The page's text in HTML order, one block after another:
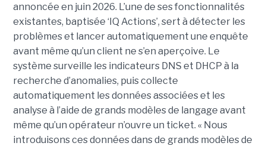
annoncée en juin 2026. L’une de ses fonctionnalités
existantes, baptisée ‘IQ Actions’, sert à détecter les
problèmes et lancer automatiquement une enquête
avant même qu’un client ne s’en aperçoive. Le
système surveille les indicateurs DNS et DHCP à la
recherche d’anomalies, puis collecte
automatiquement les données associées et les
analyse à l’aide de grands modèles de langage avant
même qu’un opérateur n’ouvre un ticket. « Nous
introduisons ces données dans de grands modèles de